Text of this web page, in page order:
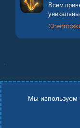
Всем
Мы используем